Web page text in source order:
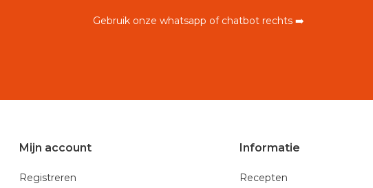
Gebruik onze whatsapp of chatbot rechts ➡️
Mijn account
Registreren
Informatie
Recepten